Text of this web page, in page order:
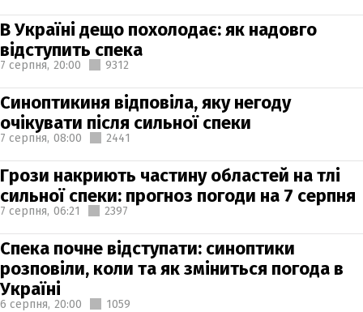
В Україні дещо похолодає: як надовго
відступить спека
7 серпня, 20:00 9312
Синоптикиня відповіла, яку негоду
очікувати після сильної спеки
7 серпня, 08:00 2441
Грози накриють частину областей на тлі
сильної спеки: прогноз погоди на 7 серпня
7 серпня, 06:21 2397
Спека почне відступати: синоптики
розповіли, коли та як зміниться погода в
Україні
6 серпня, 20:00 1059